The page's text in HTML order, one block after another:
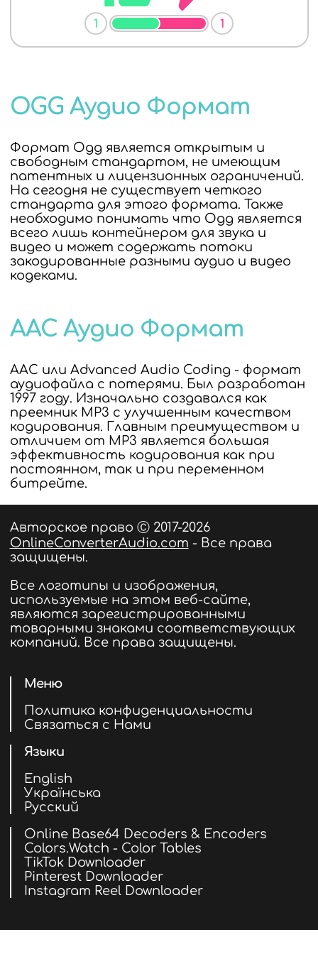
1 1
OGG Аудио Формат
Формат Ogg является открытым и
свободным стандартом, не имеющим
патентных и лицензионных ограничений.
На сегодня не существует четкого
стандарта для этого формата. Также
необходимо понимать что Ogg является
всего лишь контейнером для звука и
видео и может содержать потоки
закодированные разными аудио и видео
кодеками.
AAC Аудио Формат
AAC или Advanced Audio Coding - формат
аудиофайла с потерями. Был разработан
1997 году. Изначально создавался как
преемник MP3 с улучшенным качеством
кодирования. Главным преимуществом и
отличием от MP3 является большая
эффективность кодирования как при
постоянном, так и при переменном
битрейте.
Авторское право Ⓒ 2017-2026
OnlineConverterAudio.com - Все права
защищены.
Все логотипы и изображения,
используемые на этом веб-сайте,
являются зарегистрированными
товарными знаками соответствующих
компаний. Все права защищены.
Меню
Политика конфиденциальности
Связаться с Нами
Языки
English
Українська
Русский
Online Base64 Decoders & Encoders
Colors.Watch - Color Tables
TikTok Downloader
Pinterest Downloader
Instagram Reel Downloader